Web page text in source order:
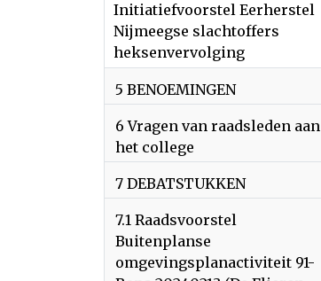
Initiatiefvoorstel Eerherstel
Nijmeegse slachtoffers
heksenvervolging
5 BENOEMINGEN
6 Vragen van raadsleden aan
het college
7 DEBATSTUKKEN
7.1 Raadsvoorstel
Buitenplanse
omgevingsplanactiviteit 91-